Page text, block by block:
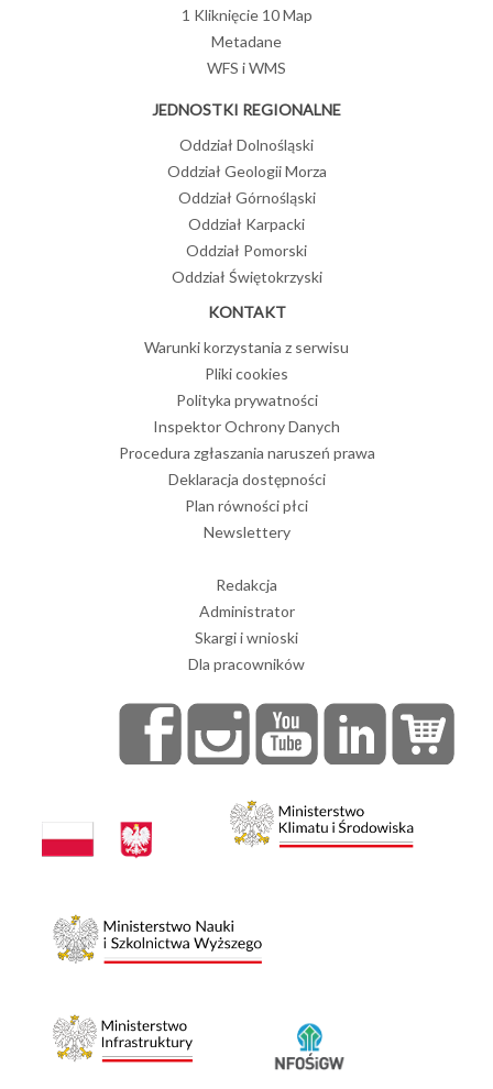
1 Kliknięcie 10 Map
Metadane
WFS i WMS
JEDNOSTKI REGIONALNE
Oddział Dolnośląski
Oddział Geologii Morza
Oddział Górnośląski
Oddział Karpacki
Oddział Pomorski
Oddział Świętokrzyski
KONTAKT
Warunki korzystania z serwisu
Pliki cookies
Polityka prywatności
Inspektor Ochrony Danych
Procedura zgłaszania naruszeń prawa
Deklaracja dostępności
Plan równości płci
Newslettery
Redakcja
Administrator
Skargi i wnioski
Dla pracowników